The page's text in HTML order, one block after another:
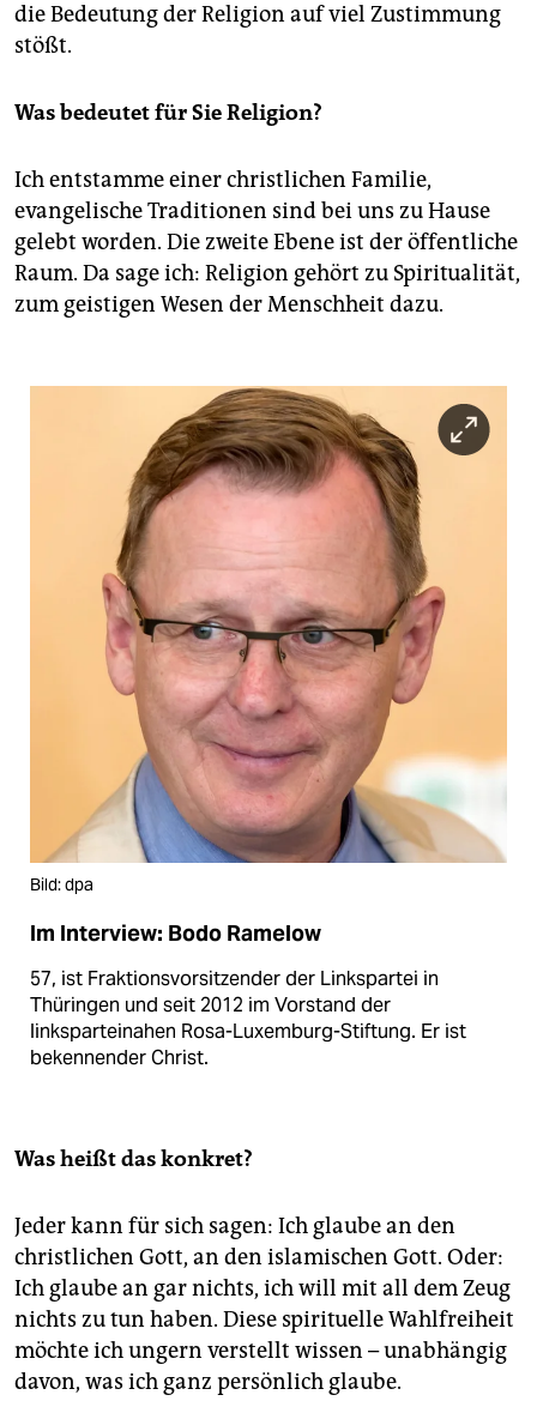
die Bedeutung der Religion auf viel Zustimmung
stößt.
Was bedeutet für Sie Religion?
Ich entstamme einer christlichen Familie,
evangelische Traditionen sind bei uns zu Hause
gelebt worden. Die zweite Ebene ist der öffentliche
Raum. Da sage ich: Religion gehört zu Spiritualität,
zum geistigen Wesen der Menschheit dazu.
Bild: dpa
Im Interview: Bodo Ramelow
57, ist Fraktionsvorsitzender der Linkspartei in
Thüringen und seit 2012 im Vorstand der
linksparteinahen Rosa-Luxemburg-Stiftung. Er ist
bekennender Christ.
Was heißt das konkret?
Jeder kann für sich sagen: Ich glaube an den
christlichen Gott, an den islamischen Gott. Oder:
Ich glaube an gar nichts, ich will mit all dem Zeug
nichts zu tun haben. Diese spirituelle Wahlfreiheit
möchte ich ungern verstellt wissen – unabhängig
davon, was ich ganz persönlich glaube.